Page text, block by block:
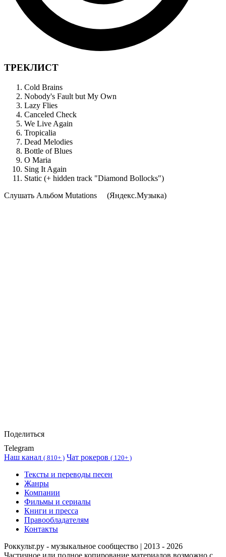
ТРЕКЛИСТ
Cold Brains
Nobody's Fault but My Own
Lazy Flies
Canceled Check
We Live Again
Tropicalia
Dead Melodies
Bottle of Blues
O Maria
Sing It Again
Static (+ hidden track "Diamond Bollocks")
Cлушать Альбом Mutations
(Яндекс.Музыка)
Поделиться
Telegram
Наш канал ( 810+ ) Чат рокеров ( 120+ )
Тексты и переводы песен
Жанры
Компании
Фильмы и сериалы
Книги и пресса
Правообладателям
Контакты
Роккульт.ру - музыкальное сообщество | 2013 - 2026